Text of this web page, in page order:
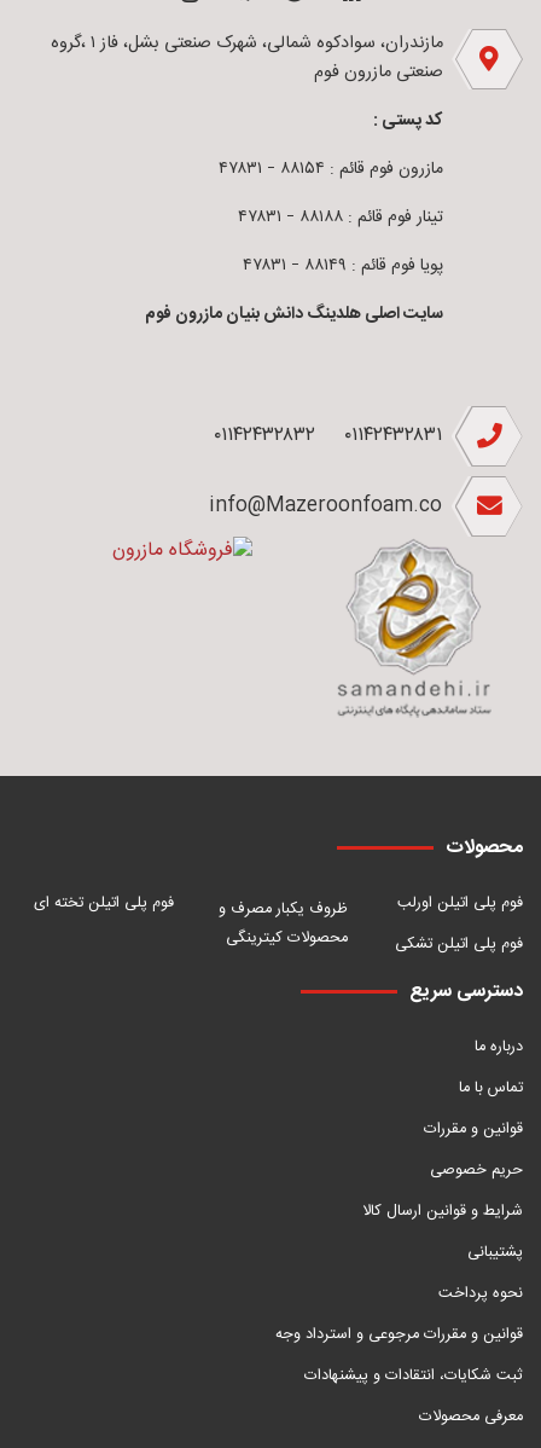
مازندران، سوادکوه شمالی، شهرک صنعتی بشل، فاز ۱ ،گروه
صنعتی مازرون فوم
کد پستی :
مازرون فوم قائم : ۸۸۱۵۴ – ۴۷۸۳۱
تینار فوم قائم : ۸۸۱۸۸ – ۴۷۸۳۱
پویا فوم قائم : ۸۸۱۴۹ – ۴۷۸۳۱
سایت اصلی هلدینگ دانش بنیان مازرون فوم
۰۱۱۴۲۴۳۲۸۳۱ ۰۱۱۴۲۴۳۲۸۳۲
info@Mazeroonfoam.co
محصولات
فوم پلی اتیلن اورلب
فوم پلی اتیلن تشکی
ظروف یکبار مصرف و
محصولات کیترینگی
فوم پلی اتیلن تخته ای
دسترسی سریع
درباره ما
تماس با ما
قوانین و مقررات
حریم خصوصی
شرایط و قوانین ارسال کالا
پشتیبانی
نحوه پرداخت
قوانین و مقررات مرجوعی و استرداد وجه
ثبت شکایات، انتقادات و پیشنهادات
معرفی محصولات